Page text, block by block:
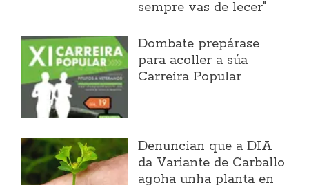
sempre vas de lecer"
Dombate prepárase
para acoller a súa
Carreira Popular
Denuncian que a DIA
da Variante de Carballo
agoha unha planta en